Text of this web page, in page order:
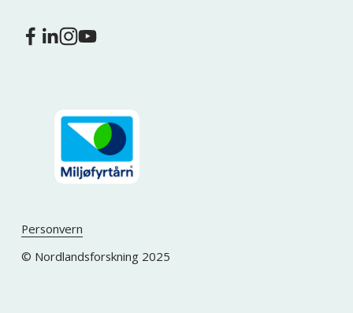
Personvern
© Nordlandsforskning 2025